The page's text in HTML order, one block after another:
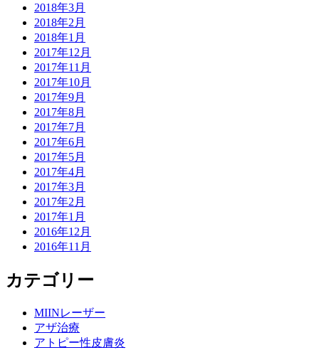
2018年3月
2018年2月
2018年1月
2017年12月
2017年11月
2017年10月
2017年9月
2017年8月
2017年7月
2017年6月
2017年5月
2017年4月
2017年3月
2017年2月
2017年1月
2016年12月
2016年11月
カテゴリー
MIINレーザー
アザ治療
アトピー性皮膚炎